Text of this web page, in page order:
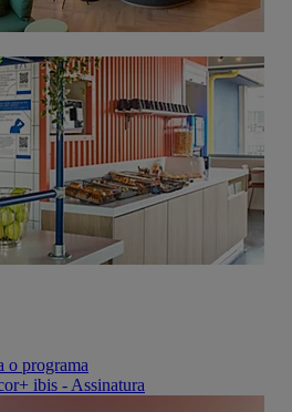
o programa
ibis - Assinatura